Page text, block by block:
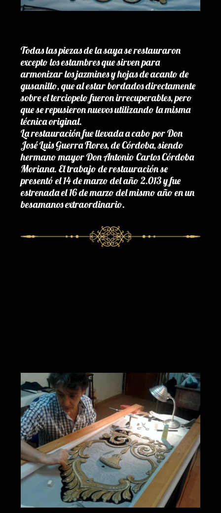
Todas las piezas de la saya se restauraron
excepto los estambres que sirven para
armonizar los jazmines y hojas de acanto de
gusanillo, que al estar bordados directamente
sobre el terciopelo fueron irrecuperables, pero
que se repusieron nuevos utilizando la misma
técnica original.
La restauración fue llevada a cabo por Don
José Luis Guerra Flores, de Córdoba, siendo
hermano mayor Don Antonio Carlos Córdoba
Moriana. El trabajo de restauración se
presentó el 14 de marzo del año 2.013 y fue
estrenada el 16 de marzo del mismo año en un
besamanos extraordinario.